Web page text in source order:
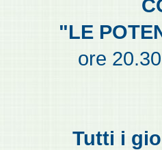
"LE
ore
Tutti i